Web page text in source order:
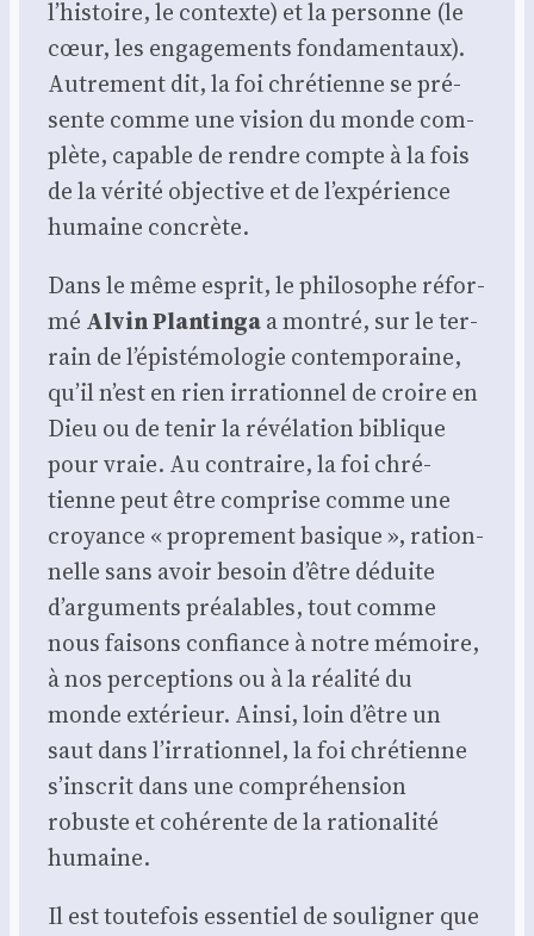
l’histoire, le contexte) et la per­sonne (le
cœur, les enga­ge­ments fon­da­men­taux).
Autre­ment dit, la foi chré­tienne se pré­
sente comme une vision du monde com­
plète, capable de rendre compte à la fois
de la véri­té objec­tive et de l’expérience
humaine concrète.
Dans le même esprit, le phi­lo­sophe réfor­
mé Alvin Plan­tin­gaa mon­tré, sur le ter­
rain de l’épistémologie contem­po­raine,
qu’il n’est en rien irra­tion­nel de croire en
Dieu ou de tenir la révé­la­tion biblique
pour vraie. Au contraire, la foi chré­
tienne peut être com­prise comme une
croyance « pro­pre­ment basique », ration­
nelle sans avoir besoin d’être déduite
d’arguments préa­lables, tout comme
nous fai­sons confiance à notre mémoire,
à nos per­cep­tions ou à la réa­li­té du
monde exté­rieur. Ain­si, loin d’être un
saut dans l’irrationnel, la foi chré­tienne
s’inscrit dans une com­pré­hen­sion
robuste et cohé­rente de la ratio­na­li­té
humaine.
Il est tou­te­fois essen­tiel de sou­li­gner que